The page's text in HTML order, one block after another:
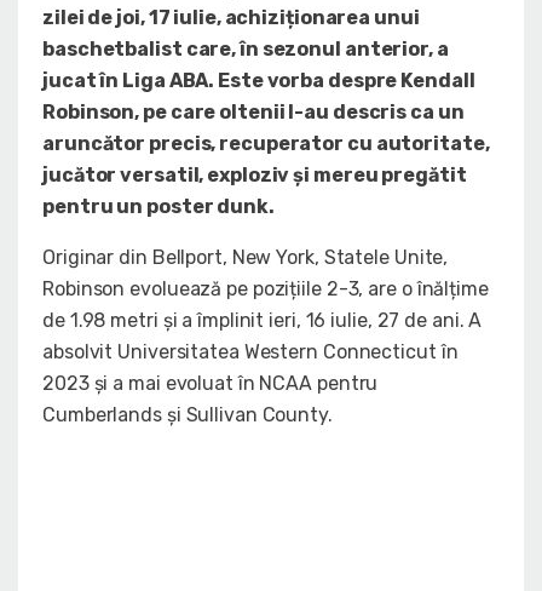
zilei de joi, 17 iulie, achiziționarea unui
baschetbalist care, în sezonul anterior, a
jucat în Liga ABA. Este vorba despre Kendall
Robinson, pe care oltenii l-au descris ca un
aruncător precis, recuperator cu autoritate,
jucător versatil, exploziv și mereu pregătit
pentru un poster dunk.
Originar din Bellport, New York, Statele Unite,
Robinson evoluează pe pozițiile 2-3, are o înălțime
de 1.98 metri și a împlinit ieri, 16 iulie, 27 de ani. A
absolvit Universitatea Western Connecticut în
2023 și a mai evoluat în NCAA pentru
Cumberlands și Sullivan County.